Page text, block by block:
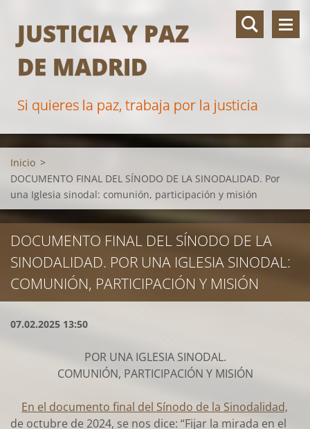
JUSTICIA Y PAZ
DE MADRID
Si quieres la paz, trabaja por la justicia
Inicio >
DOCUMENTO FINAL DEL SÍNODO DE LA SINODALIDAD. Por
una Iglesia sinodal: comunión, participación y misión
DOCUMENTO FINAL DEL SÍNODO DE LA
SINODALIDAD. POR UNA IGLESIA SINODAL:
COMUNIÓN, PARTICIPACIÓN Y MISIÓN
07.02.2025 13:50
POR UNA IGLESIA SINODAL.
COMUNIÓN, PARTICIPACIÓN Y MISIÓN
En el documento final del Sínodo de la Sinodalidad,
de octubre de 2024, se nos dice: “Fijar la mirada en el